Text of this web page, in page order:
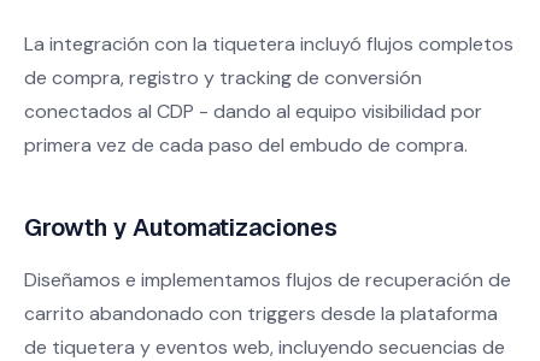
La integración con la tiquetera incluyó flujos completos
de compra, registro y tracking de conversión
conectados al CDP - dando al equipo visibilidad por
primera vez de cada paso del embudo de compra.
Growth y Automatizaciones
Diseñamos e implementamos flujos de recuperación de
carrito abandonado con triggers desde la plataforma
de tiquetera y eventos web, incluyendo secuencias de